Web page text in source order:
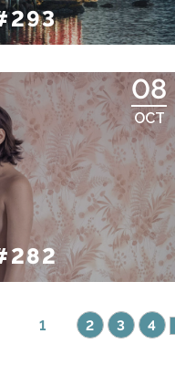
08
OCT
1 2 3 4